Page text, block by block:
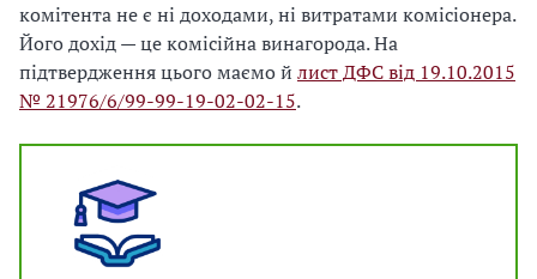
комітента не є ні доходами, ні витратами комісіонера.
Його дохід — це комісійна винагорода. На
підтвердження цього маємо й лист ДФС від 19.10.2015
№ 21976/6/99-99-19-02-02-15.